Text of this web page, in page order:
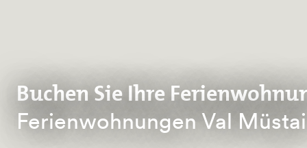
Buchen Sie Ihre
Ferienwohnungen Val